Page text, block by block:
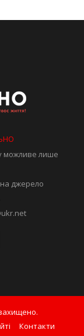
можливе лише
джерело
Контакти